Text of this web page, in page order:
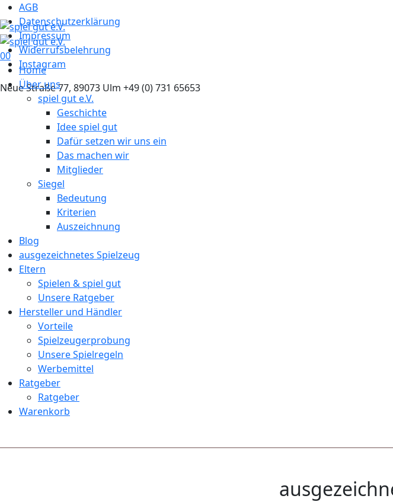
AGB
Datenschutzerklärung
Impressum
Widerrufsbelehrung
Instagram
Neue Straße 77, 89073 Ulm +49 (0) 731 65653
00
Home
Über uns
spiel gut e.V.
Geschichte
Idee spiel gut
Dafür setzen wir uns ein
Das machen wir
Mitglieder
Siegel
Bedeutung
Kriterien
Auszeichnung
Blog
ausgezeichnetes Spielzeug
Eltern
Spielen & spiel gut
Unsere Ratgeber
Hersteller und Händler
Vorteile
Spielzeugerprobung
Unsere Spielregeln
Werbemittel
Ratgeber
Ratgeber
Warenkorb